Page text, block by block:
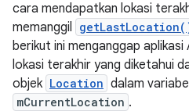
cara mendapatkan lokasi
memanggil
berikut ini menganggap aplikasi
lokasi terakhir yang diketahui
objek Location dalam
mCurrentLocation .